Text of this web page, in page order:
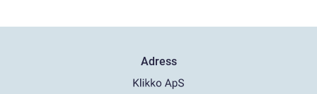
Adress